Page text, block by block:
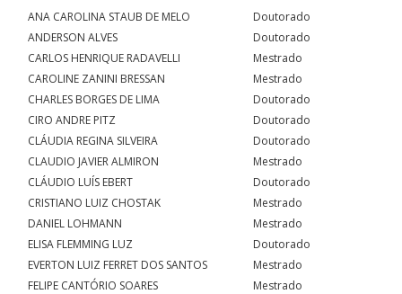
ANA CAROLINA STAUB DE MELO
Doutorado
ANDERSON ALVES
Doutorado
CARLOS HENRIQUE RADAVELLI
Mestrado
CAROLINE ZANINI BRESSAN
Mestrado
CHARLES BORGES DE LIMA
Doutorado
CIRO ANDRE PITZ
Doutorado
CLÁUDIA REGINA SILVEIRA
Doutorado
CLAUDIO JAVIER ALMIRON
Mestrado
CLÁUDIO LUÍS EBERT
Doutorado
CRISTIANO LUIZ CHOSTAK
Mestrado
DANIEL LOHMANN
Mestrado
ELISA FLEMMING LUZ
Doutorado
EVERTON LUIZ FERRET DOS SANTOS
Mestrado
FELIPE CANTÓRIO SOARES
Mestrado